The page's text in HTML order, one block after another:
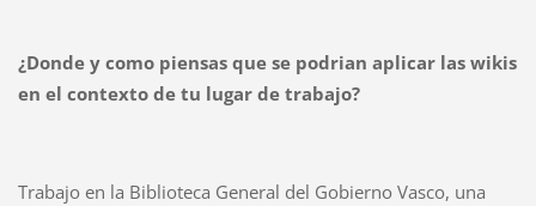
¿Donde y como piensas que se podrian aplicar las wikis
en el contexto de tu lugar de trabajo?
Trabajo en la Biblioteca General del Gobierno Vasco, una